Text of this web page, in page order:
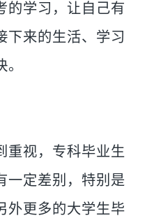
的学习，让自己有
下来的生活、学习
重视，专科毕业生
一定差别，特别是
外更多的大学生毕